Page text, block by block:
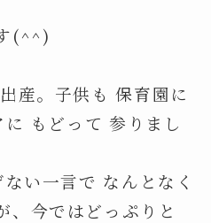
(^^)
産。子供も 保育園に
もどって 参りまし
い一言で なんとなく
、今ではどっぷりと